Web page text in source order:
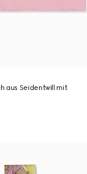
aus Seidentwill mit